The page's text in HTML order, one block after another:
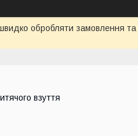
обробляти замовлення та
взуття